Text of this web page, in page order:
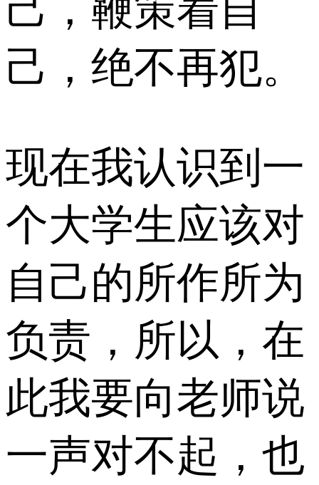
己，鞭策着自
己，绝不再犯。
现在我认识到一
个大学生应该对
自己的所作所为
负责，所以，在
此我要向老师说
一声对不起，也